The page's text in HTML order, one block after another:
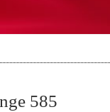
585